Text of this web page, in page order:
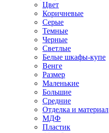
Цвет
Коричневые
Серые
Темные
Черные
Светлые
Белые шкафы-купе
Венге
Размер
Маленькие
Большие
Средние
Отделка и материал
МДФ
Пластик